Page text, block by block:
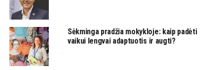
Sėkminga pradžia mokykloje: kaip padėti
vaikui lengvai adaptuotis ir augti?